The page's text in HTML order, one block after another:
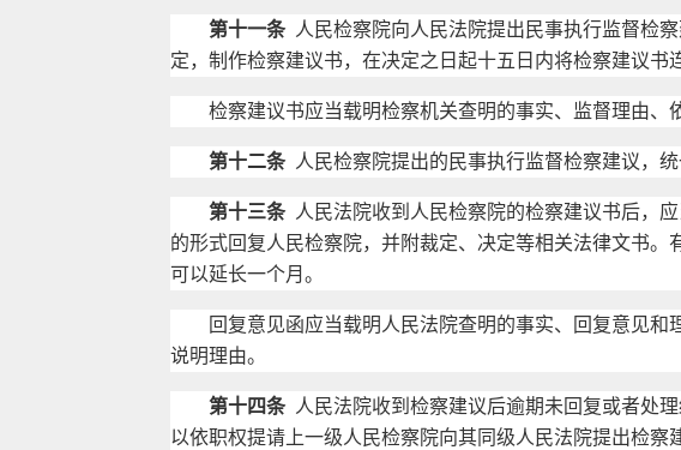
第十一条人民检察院向人民法院提出民事执行监督检
定，制作检察建议书，在决定之日起十五日内将检察建议书
检察建议书应当载明检察机关查明的事实、监督理由、依
第十二条人民检察院提出的民事执行监督检察建议，统
第十三条人民法院收到人民检察院的检察建议书后，
的形式回复人民检察院，并附裁定、决定等相关法律文书。
可以延长一个月。
回复意见函应当载明人民法院查明的事实、回复意见和
说明理由。
第十四条人民法院收到检察建议后逾期未回复或者处
以依职权提请上一级人民检察院向其同级人民法院提出检